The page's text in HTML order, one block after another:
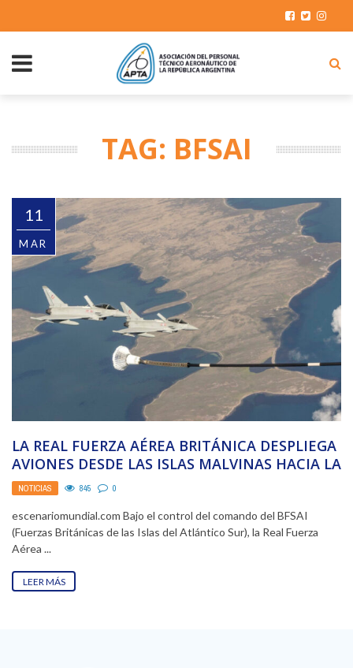
TAG: BFSAI
11
MAR
LA REAL FUERZA AÉREA BRITÁNICA DESPLIEGA
AVIONES DESDE LAS ISLAS MALVINAS HACIA LA
ANTÁRTIDA EN ...
NOTICIAS 845 0
escenariomundial.com Bajo el control del comando del BFSAI
(Fuerzas Británicas de las Islas del Atlántico Sur), la Real Fuerza
Aérea ...
LEER MÁS